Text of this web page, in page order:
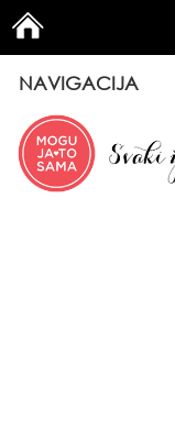
NAVIGACIJA